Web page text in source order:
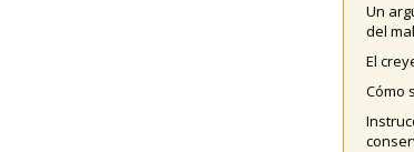
Un
del
El
Cómo